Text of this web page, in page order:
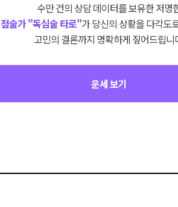
수만 건의 상담 데이터를 보유한 저명
점술가 "독심술 타로"가 당신의 상황을 다각도
고민의 결론까지 명확하게 짚어드립니
운세 보기